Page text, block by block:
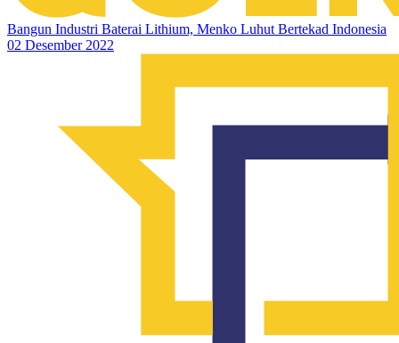
Bangun Industri Baterai Lithium, Menko Luhut Bertekad Indonesia
02 Desember 2022